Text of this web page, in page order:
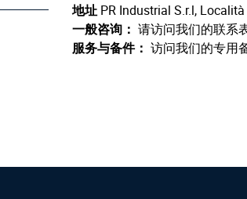
地址 PR Industrial S.r.l,
一般咨询： 请访问我们的联系
服务与备件： 访问我们的专用